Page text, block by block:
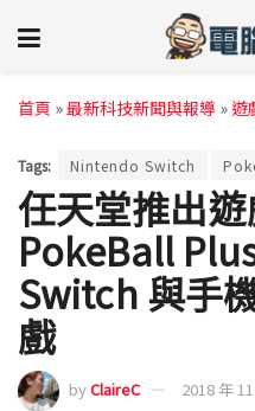
首頁 »最新科技新聞與報導 »遊
Tags: Nintendo Switch
任天堂推出
PokeBall
Switch 與手
戲
byClaireC 2018 年